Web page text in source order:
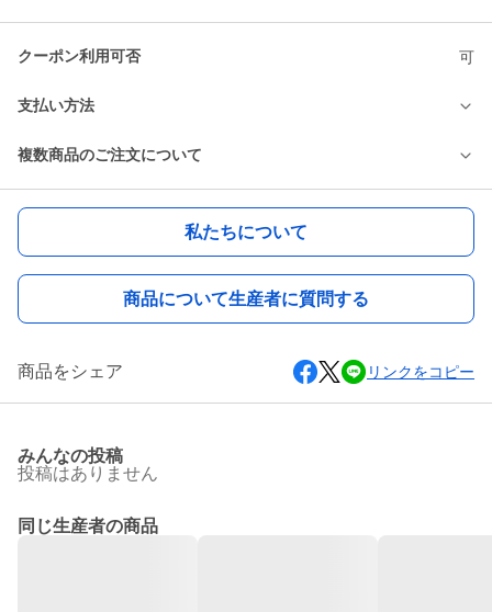
クーポン利用可否 可
支払い方法
複数商品のご注文について
私たちについて
商品について生産者に質問する
商品をシェア リンクをコピー
みんなの投稿
投稿はありません
同じ生産者の商品